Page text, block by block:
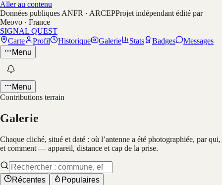
Aller au contenu
Données publiques ANFR · ARCEPProjet indépendant édité par
Meovo · France
SIGNAL QUEST
Carte
Profil Historique Galerie Stats Badges
Messages
Menu
Menu
Contributions terrain
Galerie
Chaque cliché, situé et daté : où l’antenne a été photographiée, par qui,
et comment — appareil, distance et cap de la prise.
Récentes
Populaires